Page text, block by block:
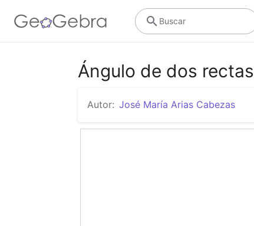
Buscar
Ángulo de dos rectas
Autor: José María Arias Cabezas